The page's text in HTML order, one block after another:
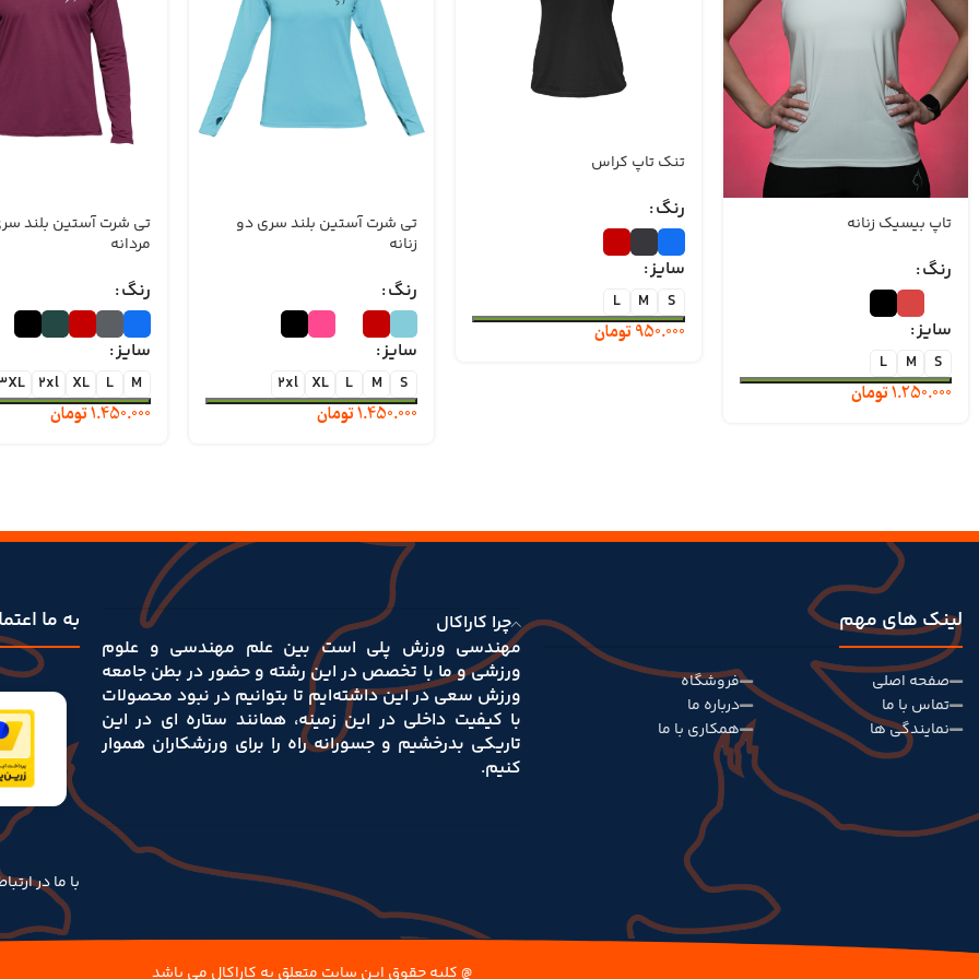
تاپ بیسیک زنانه
رنگ
سایز
S
M
L
1.250.000تومان
تنک تاپ کراس
رنگ
سایز
S
M
L
950.000تومان
تی شرت آستین بلند سری دو
زنانه
رنگ
سایز
S
M
L
XL
2xl
1.450.000تومان
تی شرت آستین بلند
مردانه
رنگ
سایز
M
L
XL
2xl
1.450.000تومان
لینک های مهم
صفحه اصلی
تماس با ما
نمایندگی ها
فروشگاه
درباره ما
همکاری با ما
چرا کاراکال
مهندسی ورزش پلی است بین علم مهندسی و علوم‌
ورزشی و ما با تخصص در این رشته و حضور در بطن جامعه
ورزش سعی در این داشته‌ایم تا بتوانیم در نبود محصولات
با کیفیت داخلی در این زمینه، همانند ستاره ای در این
تاریکی بدرخشیم و جسورانه راه را برای ورزشکاران هموار
کنیم.
به ما
با ما در
@ کلیه حقوق این سایت متعلق به کاراکال می باشد